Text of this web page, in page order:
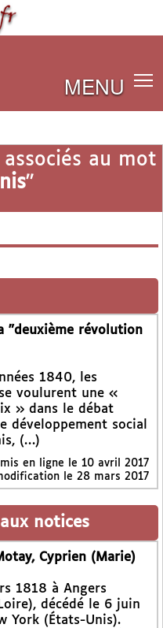
MENU
au mot
"
"deuxième révolution
1840, les
voulurent une «
» dans le débat
développement social
(…)
en ligne le 10 avril 2017
le 28 mars 2017
notices
Cyprien (Marie)
1818 à Angers
décédé le 6 juin
York (États-Unis).